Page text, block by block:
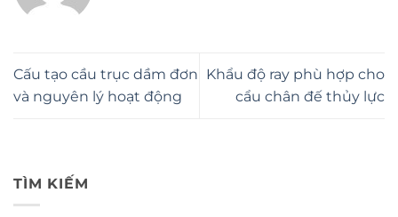
Cấu tạo cầu trục dầm đơn
và nguyên lý hoạt động
Khẩu độ ray phù hợp cho
cẩu chân đế thủy lực
TÌM KIẾM